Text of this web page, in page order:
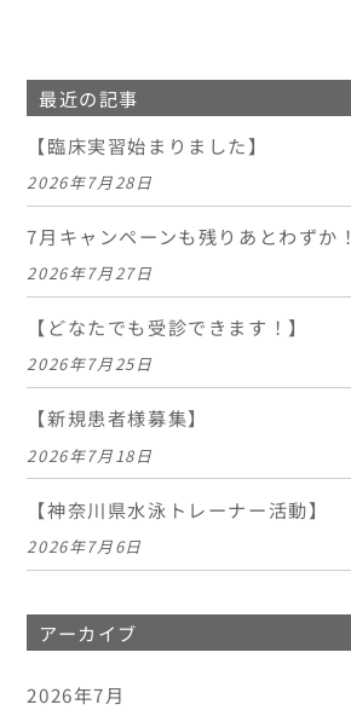
最近の記事
【臨床実習始まりました】
2026年7月28日
7月キャンペーンも残りあとわずか！
2026年7月27日
【どなたでも受診できます！】
2026年7月25日
【新規患者様募集】
2026年7月18日
【神奈川県水泳トレーナー活動】
2026年7月6日
アーカイブ
2026年7月